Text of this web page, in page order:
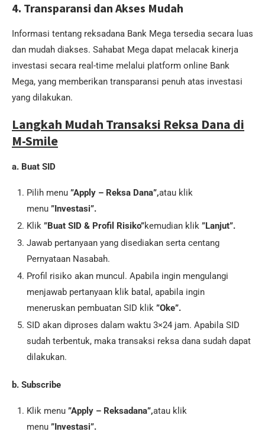
4. Transparansi dan Akses Mudah
Informasi tentang reksadana Bank Mega tersedia secara luas
dan mudah diakses. Sahabat Mega dapat melacak kinerja
investasi secara real-time melalui platform online Bank
Mega, yang memberikan transparansi penuh atas investasi
yang dilakukan.
Langkah Mudah Transaksi Reksa Dana di
M-Smile
a. Buat SID
Pilih menu ”Apply – Reksa Dana”,atau klik
menu ”Investasi”.
Klik ”Buat SID & Profil Risiko”kemudian klik ”Lanjut”.
Jawab pertanyaan yang disediakan serta centang
Pernyataan Nasabah.
Profil risiko akan muncul. Apabila ingin mengulangi
menjawab pertanyaan klik batal, apabila ingin
meneruskan pembuatan SID klik ”Oke”.
SID akan diproses dalam waktu 3×24 jam. Apabila SID
sudah terbentuk, maka transaksi reksa dana sudah dapat
dilakukan.
b. Subscribe
Klik menu ”Apply – Reksadana”,atau klik
menu ”Investasi”.